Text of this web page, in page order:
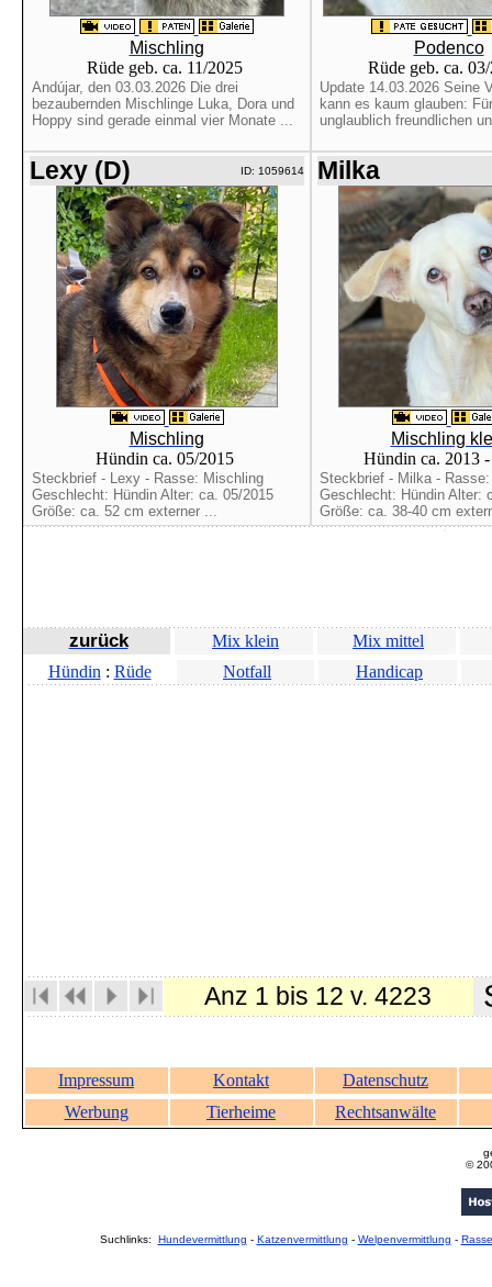
Mischling
Rüde geb. ca. 11/2025
Andújar, den 03.03.2026 Die drei
bezaubernden Mischlinge Luka, Dora und
Hoppy sind gerade einmal vier Monate ...
Podenco
Rüde geb. ca.
Update 14.03.2026 Seine
kann es kaum glauben:
unglaublich freundlichen
Lexy (D) ID: 1059614
Mischling
Hündin ca. 05/2015
Steckbrief - Lexy - Rasse: Mischling
Geschlecht: Hündin Alter: ca. 05/2015
Größe: ca. 52 cm externer ...
Milka
Mischling
Hündin ca. 2013
Steckbrief - Milka -
Geschlecht: Hündin Alter:
Größe: ca. 38-40 cm
zurück Mix klein
Mix mittel
Hündin : Rüde Notfall Handicap
Anz 1 bis 12 v. 4223
Impressum Kontakt
Datenschutz
Werbung
Tierheime Rechtsanwälte
©
Suchlinks: Hundevermittlung - Katzenvermittlung - Welpenvermittlung -